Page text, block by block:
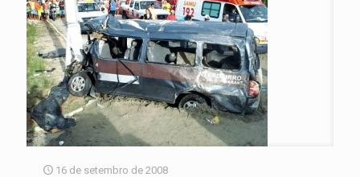
16 de setembro de 2008